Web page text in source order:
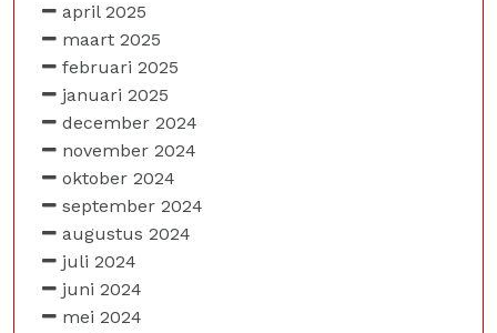
april 2025
maart 2025
februari 2025
januari 2025
december 2024
november 2024
oktober 2024
september 2024
augustus 2024
juli 2024
juni 2024
mei 2024